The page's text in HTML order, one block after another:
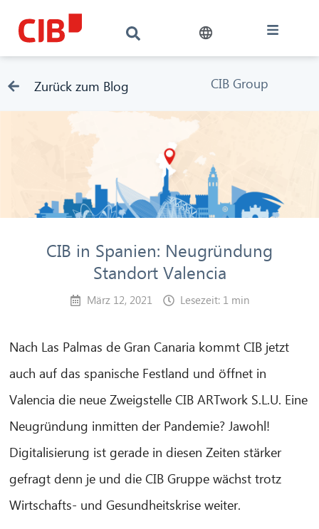
Zurück zum Blog CIB Group
CIB in Spanien: Neugründung
Standort Valencia
März 12, 2021 Lesezeit: 1 min
Nach Las Palmas de Gran Canaria kommt CIB jetzt
auch auf das spanische Festland und öffnet in
Valencia die neue Zweigstelle CIB ARTwork S.L.U. Eine
Neugründung inmitten der Pandemie? Jawohl!
Digitalisierung ist gerade in diesen Zeiten stärker
gefragt denn je und die CIB Gruppe wächst trotz
Wirtschafts- und Gesundheitskrise weiter.